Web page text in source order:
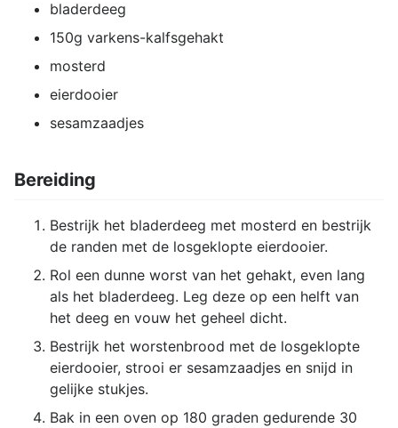
bladerdeeg
150g varkens-kalfsgehakt
mosterd
eierdooier
sesamzaadjes
Bereiding
Bestrijk het bladerdeeg met mosterd en bestrijk
de randen met de losgeklopte eierdooier.
Rol een dunne worst van het gehakt, even lang
als het bladerdeeg. Leg deze op een helft van
het deeg en vouw het geheel dicht.
Bestrijk het worstenbrood met de losgeklopte
eierdooier, strooi er sesamzaadjes en snijd in
gelijke stukjes.
Bak in een oven op 180 graden gedurende 30